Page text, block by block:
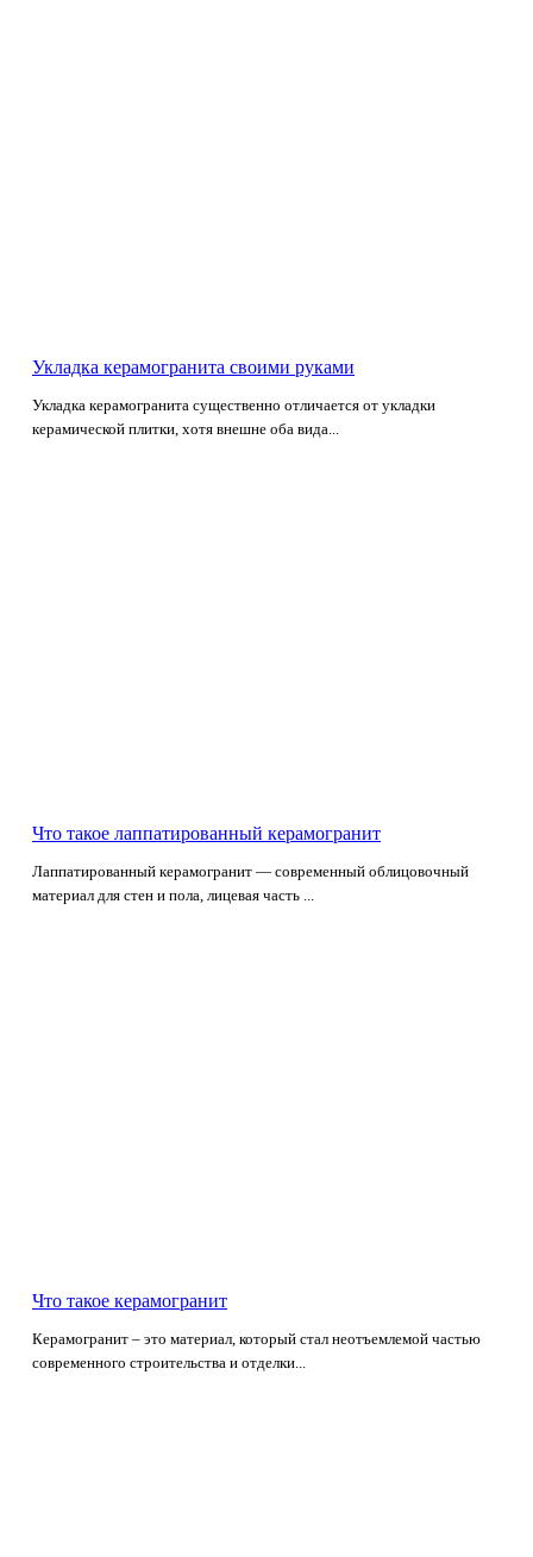
Укладка керамогранита своими руками
Укладка керамогранита существенно отличается от укладки
керамической плитки, хотя внешне оба вида...
Что такое лаппатированный керамогранит
Лаппатированный керамогранит — современный облицовочный
материал для стен и пола, лицевая часть ...
Что такое керамогранит
Керамогранит – это материал, который стал неотъемлемой частью
современного строительства и отделки...